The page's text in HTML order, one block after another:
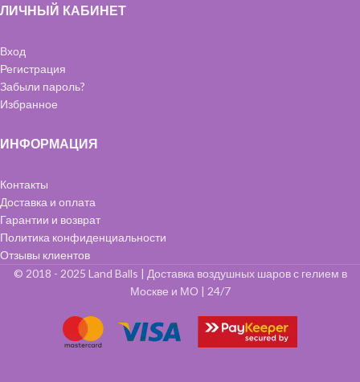
ЛИЧНЫЙ КАБИНЕТ
Вход
Регистрация
Забыли пароль?
Избранное
ИНФОРМАЦИЯ
Контакты
Доставка и оплата
Гарантии и возврат
Политика конфиденциальности
Отзывы клиентов
© 2018 - 2025 Land Balls | Доставка воздушных шаров с гелием в
Москве и МО | 24/7